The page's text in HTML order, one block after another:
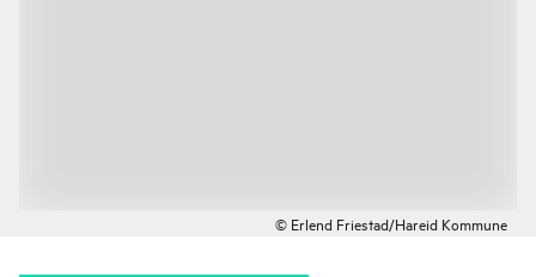
© Erlend Friestad/Hareid Kommune